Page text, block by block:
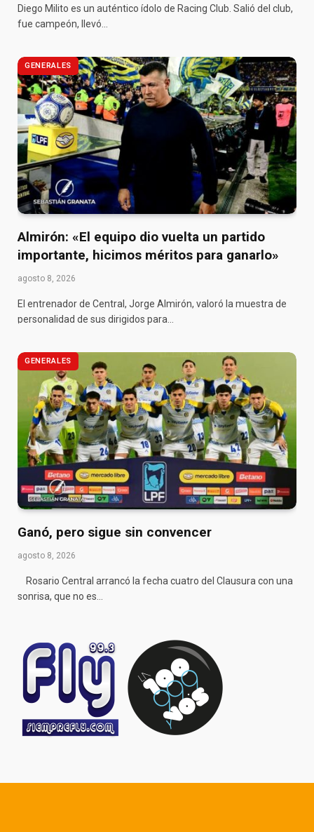
Diego Milito es un auténtico ídolo de Racing Club. Salió del club,
fue campeón, llevó…
GENERALES
Almirón: «El equipo dio vuelta un partido
importante, hicimos méritos para ganarlo»
agosto 8, 2026
El entrenador de Central, Jorge Almirón, valoró la muestra de
personalidad de sus dirigidos para…
GENERALES
Ganó, pero sigue sin convencer
agosto 8, 2026
Rosario Central arrancó la fecha cuatro del Clausura con una
sonrisa, que no es…